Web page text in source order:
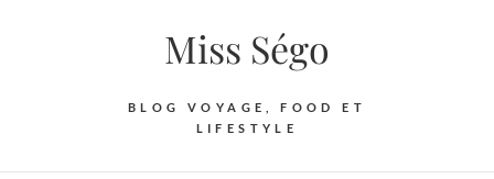
Miss Ségo
BLOG VOYAGE, FOOD ET
LIFESTYLE